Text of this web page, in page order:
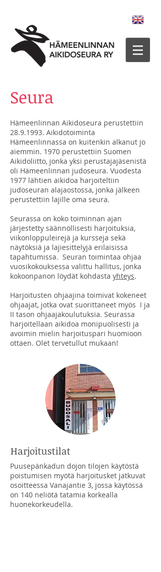
Seura
Hämeenlinnan Aikidoseura perustettiin
28.9.1993. Aikidotoiminta
Hämeenlinnassa on kuitenkin alkanut jo
aiemmin. 1970 perustettiin Suomen
Aikidoliitto, jonka yksi perustajajäsenistä
oli Hämeenlinnan judoseura. Vuodesta
1977 lähtien aikidoa harjoiteltiin
judoseuran alajaostossa, jonka jälkeen
perustettiin lajille oma seura.
Seurassa on koko toiminnan ajan
järjestetty säännöllisesti harjoituksia,
viikonloppuleirejä ja kursseja sekä
näytöksiä ja lajiesittelyjä erilaisissa
tapahtumissa. Seuran toimintaa ohjaa
vuosikokouksessa valittu hallitus, jonka
kokoonpanon löydät kohdasta yhteys.
Harjoitusten ohjaajina toimivat kokeneet
ohjaajat, jotka ovat suorittaneet myös I ja
II tason ohjaajakoulutuksia. Seurassa
harjoitellaan aikidoa monipuolisesti ja
avoimin mielin harjoituspari huomioon
ottaen. Olet tervetullut mukaan!
Harjoitustilat
Puusepänkadun dojon tilojen käytöstä
poistumisen myötä harjoitusket jatkuvat
osoitteessa Vanajantie 3, jossa käytössä
on 140 neliötä tatamia korkealla
huonekorkeudella.